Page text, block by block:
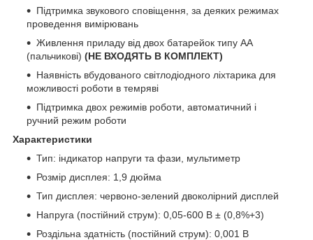
Підтримка звукового сповіщення, за деяких режимах
проведення вимірювань
Живлення приладу від двох батарейок типу АА
(пальчикові) (НЕ ВХОДЯТЬ В КОМПЛЕКТ)
Наявність вбудованого світлодіодного ліхтарика для
можливості роботи в темряві
Підтримка двох режимів роботи, автоматичний і
ручний режим роботи
Характеристики
Тип: індикатор напруги та фази, мультиметр
Розмір дисплея: 1,9 дюйма
Тип дисплея: червоно-зелений двоколірний дисплей
Напруга (постійний струм): 0,05-600 В ± (0,8%+3)
Роздільна здатність (постійний струм): 0,001 В